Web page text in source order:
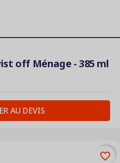
off Ménage - 385 ml
AU DEVIS
favorite_border